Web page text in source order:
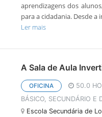
aprendizagens dos
para a cidadania. Desde a
Ler mais
A Sala de Aula
OFICINA 50.0
BÁSICO, SECUNDÁRIO E
Escola Secundária de